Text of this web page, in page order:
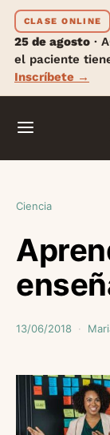
CLASE ONLINE
25 de agosto ·
el paciente
Inscríbete →
Ciencia
13/06/2018